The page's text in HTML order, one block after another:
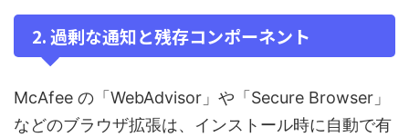
2. 過剰な通知と残存コンポーネント
McAfee の「WebAdvisor」や「Secure Browser」
などのブラウザ拡張は、インストール時に自動で有